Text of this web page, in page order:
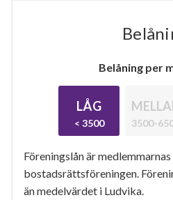
Belåning per
LÅG
< 3500 3500-
Föreningslån är
bostadsrättsföreningen.
än medelvärdet i Ludvika.